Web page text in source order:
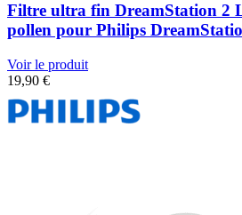
Filtre ultra fin DreamStation 2
pollen pour Philips
Voir le produit
19,90 €